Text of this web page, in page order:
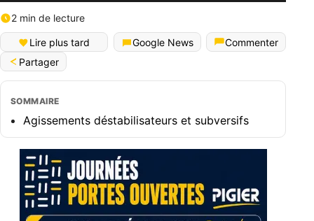
2 min de lecture
Lire plus tard Google News
Commenter
Partager
SOMMAIRE
Agissements déstabilisateurs et subversifs